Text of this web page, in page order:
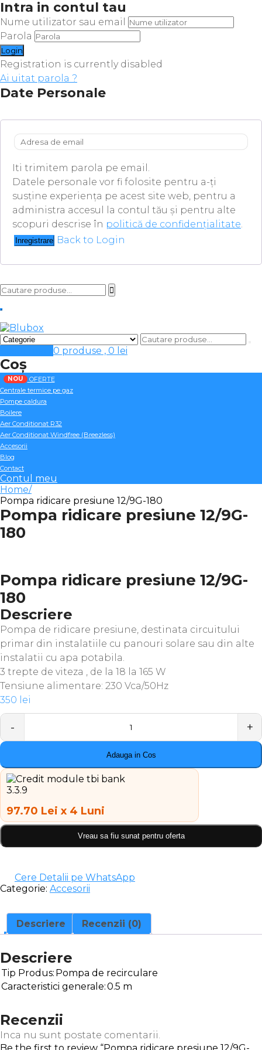
Intra in contul tau
Nume utilizator sau email
Parola
Registration is currently disabled
Ai uitat parola ?
Date Personale
Iti trimitem parola pe email.
Datele personale vor fi folosite pentru a-ți
susține experiența pe acest site web, pentru a
administra accesul la contul tău și pentru alte
scopuri descrise în politică de confidențialitate.
Inregistrare Back to Login
0 produse , 0 lei
Coș
NOU OFERTE
Centrale termice pe gaz
Pompe caldura
Boilere
Aer Conditionat R32
Aer Conditionat Windfree (Breezless)
Accesorii
Blog
Contact
Contul meu
Home
Pompa ridicare presiune 12/9G-180
Pompa ridicare presiune 12/9G-
180
Pompa ridicare presiune 12/9G-
180
Descriere
Pompa de ridicare presiune, destinata circuitului
primar din instalatiile cu panouri solare sau din alte
instalatii cu apa potabila.
3 trepte de viteza , de la 18 la 165 W
Tensiune alimentare: 230 Vca/50Hz
350 lei
Quantity
Adauga in Cos
97.70 Lei x 4 Luni
Vreau sa fiu sunat pentru oferta
Cere Detalii pe WhatsApp
Categorie: Accesorii
Descriere Recenzii (0)
Descriere
Tip Produs: Pompa de recirculare
Caracteristici generale:0.5 m
Recenzii
Inca nu sunt postate comentarii.